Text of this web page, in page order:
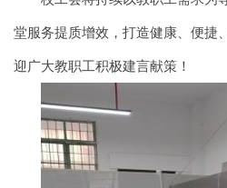
堂服务提质增效，打造健康、便捷
迎广大教职工积极建言献策！